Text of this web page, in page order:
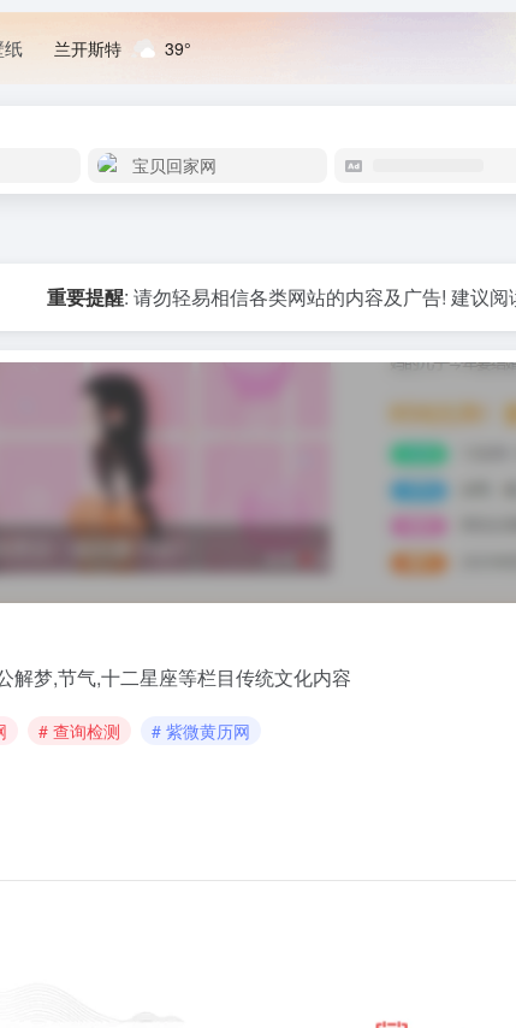
纸 兰开斯特 39°
宝贝回家网
重要提醒: 请勿轻易相信各类网站的内容及广告! 建议阅
解梦,节气,十二星座等栏目传统文化内容
# 查询检测 # 紫微黄历网